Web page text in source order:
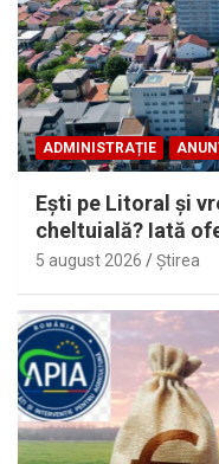
ADMINISTRAȚIE
Eşti pe Litoral şi
cheltuială? Iată
5 august 2026 Ştirea